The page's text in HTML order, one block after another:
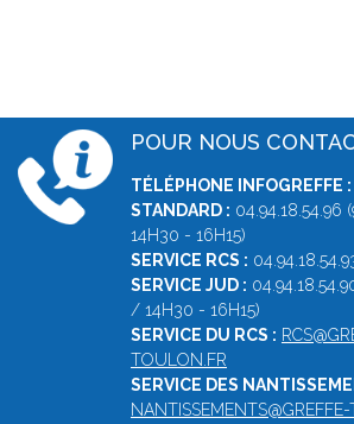
POUR NOUS
TÉLÉPHONE INFOGREFFE :
STANDARD : 04.94.18.54.96
14H30 - 16H15)
SERVICE RCS :
SERVICE JUD :
/ 14H30 - 16H15)
SERVICE DU RCS :
TOULON.FR
SERVICE DES